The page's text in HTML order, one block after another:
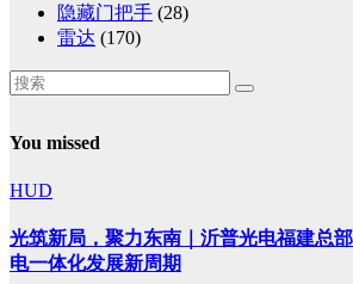
隐藏门把手 (28)
雷达 (170)
You missed
HUD
光筑新局，聚力东南｜沂普光电福建总
电一体化发展新周期